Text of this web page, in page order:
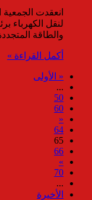
انعقدت الجمعية
لنقل الكهرباء
والطاقة
أكمل القراءة »
« الأولى
...
50
60
«
64
65
66
»
70
...
الأخيرة